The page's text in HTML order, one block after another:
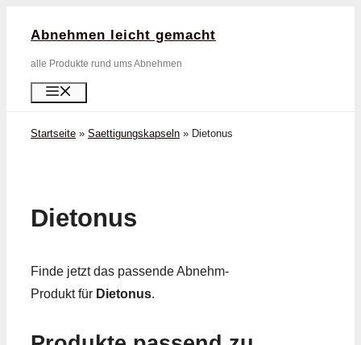
Inhalt
springen
Abnehmen leicht gemacht
alle Produkte rund ums Abnehmen
Startseite » Saettigungskapseln » Dietonus
Dietonus
Finde jetzt das passende Abnehm-
Produkt für Dietonus.